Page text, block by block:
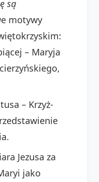
są
motywy
– Maryja
– Krzyż-
Jezusa za
jako